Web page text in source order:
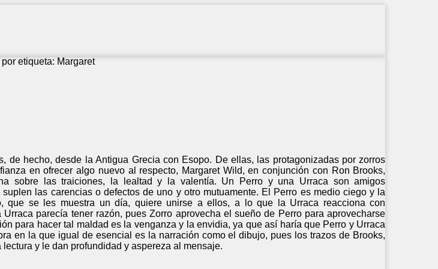
etiqueta: Margaret
de hecho, desde la Antigua Grecia con Esopo. De ellas, las protagonizadas por zorros
en ofrecer algo nuevo al respecto, Margaret Wild, en conjunción con Ron Brooks,
sobre las traiciones, la lealtad y la valentía. Un Perro y una Urraca son amigos
las carencias o defectos de uno y otro mutuamente. El Perro es medio ciego y la
que se les muestra un día, quiere unirse a ellos, a lo que la Urraca reacciona con
parecía tener razón, pues Zorro aprovecha el sueño de Perro para aprovecharse
para hacer tal maldad es la venganza y la envidia, ya que así haría que Perro y Urraca
en la que igual de esencial es la narración como el dibujo, pues los trazos de Brooks,
y le dan profundidad y aspereza al mensaje.